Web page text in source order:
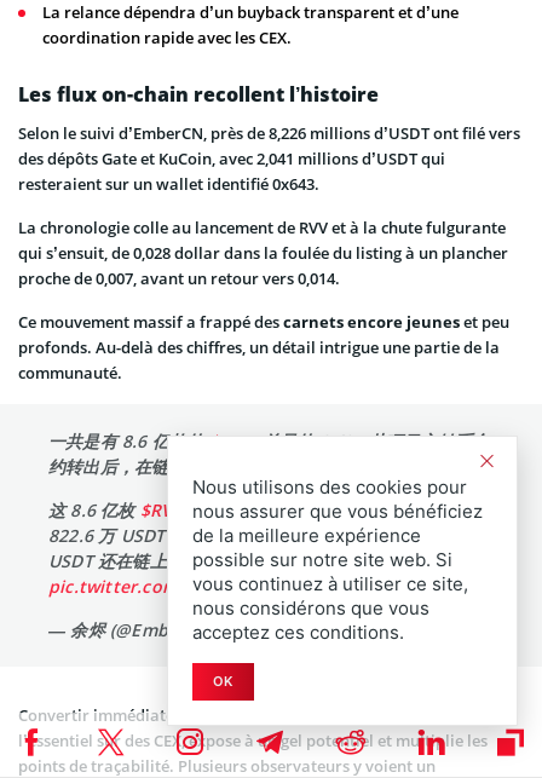
La relance dépendra d’un buyback transparent et d’une
coordination rapide avec les CEX.
Les flux on-chain recollent l’histoire
Selon le suivi d’EmberCN, près de 8,226 millions d’USDT ont filé vers
des dépôts Gate et KuCoin, avec 2,041 millions d’USDT qui
resteraient sur un wallet identifié 0x643.
La chronologie colle au lancement de RVV et à la chute fulgurante
qui s’ensuit, de 0,028 dollar dans la foulée du listing à un plancher
proche de 0,007, avant un retour vers 0,014.
Ce mouvement massif a frappé descarnets encore jeuneset peu
profonds. Au-delà des chiffres, un détail intrigue une partie de la
communauté.
一共是有 8.6 亿枚的$RVV(总量的 8.6%) 从项目方铸币合
约转出后，在链上被抛售，致使
这 8.6 亿枚 $RVV
被出售换得了 1028.8 万 USDT，其中
822.6 万 USDT 被转进了 Gate 和 Kucoin，另外 204.1 万
USDT 还在链上钱包 0x643。…
pic.twitter.com/RMmOlvRFzd
— 余烬 (@EmberCN)October 19, 2025
Convertir immédiatement des tokens volés en USDT, puis envoyer
l’essentiel sur des CEX, expose à un gel potentiel et multiplie les
points de traçabilité. Plusieurs observateurs y voient un
Nous utilisons des cookies pour
nous assurer que vous bénéficiez
de la meilleure expérience
possible sur notre site web. Si
vous continuez à utiliser ce site,
nous considérons que vous
acceptez ces conditions.
OK